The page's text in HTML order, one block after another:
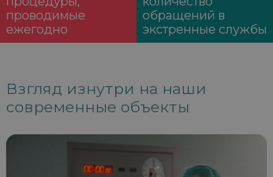
проводимые
ежегодно
обращений в
экстренные службы
Взгляд изнутри на наши
современные объекты